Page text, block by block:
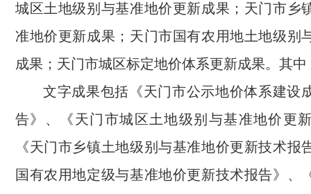
城区土地级别与基准地价更新成果；天门市乡
准地价更新成果；天门市国有农用地土地级别
成果；天门市城区标定地价体系更新成果。其中
文字成果包括《天门市公示地价体系建设
告》、《天门市城区土地级别与基准地价更
《天门市乡镇土地级别与基准地价更新技术报
国有农用地定级与基准地价更新技术报告》、